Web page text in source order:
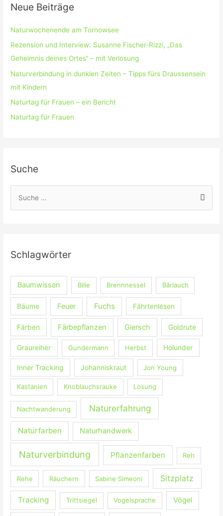
Neue Beiträge
Naturwochenende am Tornowsee
Rezension und Interview: Susanne Fischer-Rizzi, „Das
Geheimnis deines Ortes“ – mit Verlosung
Naturverbindung in dunklen Zeiten – Tipps fürs Draussensein
mit Kindern
Naturtag für Frauen – ein Bericht
Naturtag für Frauen
Suche
n
c
Schlagwörter
Baumwissen Bille Brennnessel Bärlauch
Bäume Feuer Fuchs Fährtenlesen
Färben Färbepflanzen Giersch Goldrute
Graureiher Gundermann Herbst Holunder
Inner Tracking Johanniskraut Jon Young
Kastanien Knoblauchsrauke Losung
Nachtwanderung Naturerfahrung
Naturfarben Naturhandwerk
Naturverbindung Pflanzenfarben Reh
Rehe Räuchern Sabine Simeoni Sitzplatz
Tracking Trittsiegel Vogelsprache Vögel